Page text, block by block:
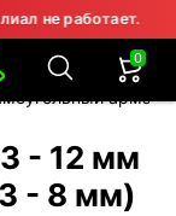
⚠
0
- 12 мм
- 8 мм)